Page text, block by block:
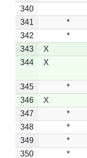
340
341
*
342
*
343
X
344
X
345 *
346
X
347
*
348
*
349
*
350
*